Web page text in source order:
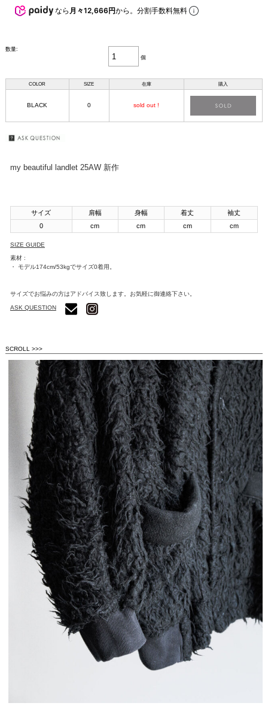
なら 月々12,666円から。分割手数料無料
数量:
個
COLOR SIZE 在庫 購入
BLACK 0 sold out !
my beautiful landlet 25AW 新作
サイズ 肩幅 身幅 着丈
袖丈
0
cm cm cm cm
SIZE GUIDE
素材 :
・ モデル174cm/53kgでサイズ0着用。
サイズでお悩みの方はアドバイス致します。お気軽に御連絡下さい。
ASK QUESTION
SCROLL >>>